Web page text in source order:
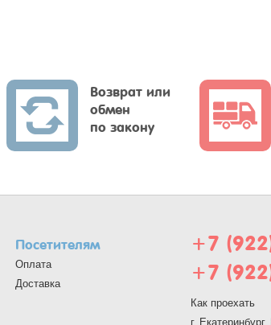
Возврат или
обмен
по закону
Посетителям
Оплата
Доставка
+7
+7
Как проехать
г.